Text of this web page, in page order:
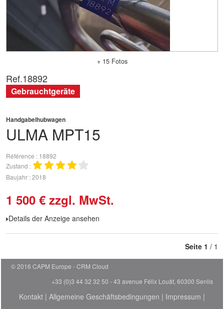
+ 15 Fotos
ULMA MPT15
Handgabelhubwagen
Référence
18892
Zustand
Baujahr 2018
1 500 € zzgl. MwSt.
Details der Anzeige ansehen
Ref.18892
Gebrauchtgeräte
Seite 1 / 1
© 2016 CAPM Europe
CRM Cloud
+33 (0)3 44 32 32 50 - 43 avenue Félix Louât, 60300 Senlis
Kontakt | Allgemeine Geschäftsbedingungen | Impressum |